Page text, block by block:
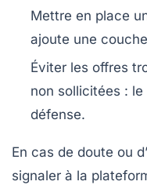
Mettre en place
ajoute une
Éviter les offres
non sollicitées : le
défense.
En cas de doute ou
signaler à la